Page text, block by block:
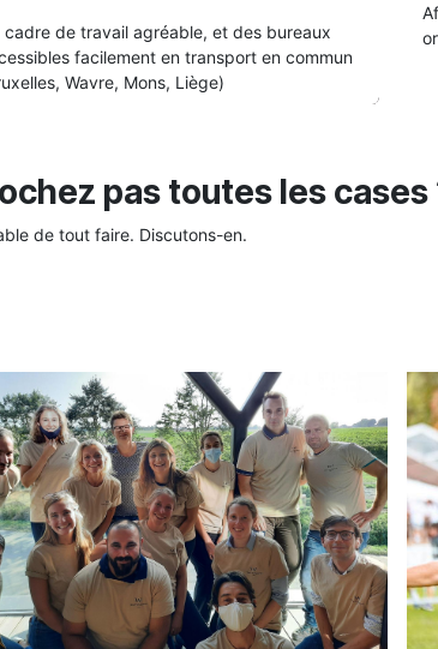
cadre de travail agréable, et des bureaux
facilement en transport en commun
Wavre, Mons, Liège)
pas toutes les cases
de tout faire. Discutons-en.